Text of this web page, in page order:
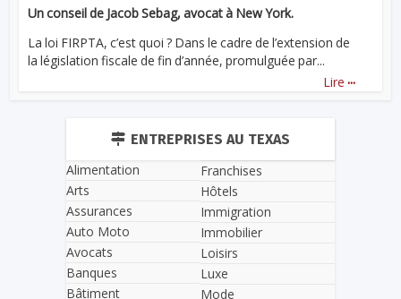
Un conseil de Jacob Sebag, avocat à New York.
La loi FIRPTA, c’est quoi ? Dans le cadre de l’extension de
la législation fiscale de fin d’année, promulguée par...
Lire ...
ENTREPRISES AU TEXAS
Alimentation
Arts
Assurances
Auto Moto
Avocats
Banques
Bâtiment
Franchises
Hôtels
Immigration
Immobilier
Loisirs
Luxe
Mode